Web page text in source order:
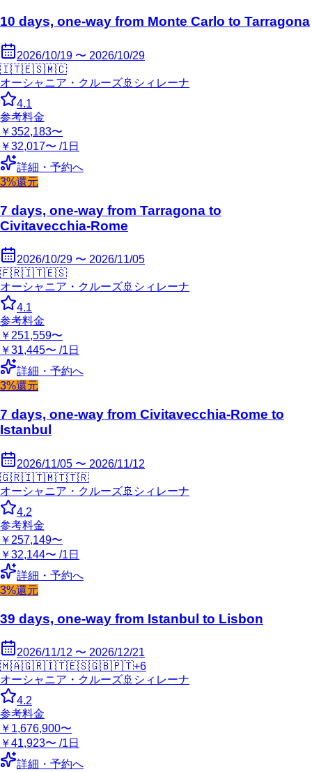
10 days, one-way from Monte Carlo to Tarragona
2026/10/19 〜 2026/10/29
🇮🇹🇪🇸🇲🇨
オーシャニア・クルーズ🚢 シィレーナ
4.1
参考料金
￥352,183〜
￥32,017〜 /1日
詳細・予約へ
3%還元
7 days, one-way from Tarragona to
Civitavecchia-Rome
2026/10/29 〜 2026/11/05
🇫🇷🇮🇹🇪🇸
オーシャニア・クルーズ🚢 シィレーナ
4.1
参考料金
￥251,559〜
￥31,445〜 /1日
詳細・予約へ
3%還元
7 days, one-way from Civitavecchia-Rome to
Istanbul
2026/11/05 〜 2026/11/12
🇬🇷🇮🇹🇲🇹🇹🇷
オーシャニア・クルーズ🚢 シィレーナ
4.2
参考料金
￥257,149〜
￥32,144〜 /1日
詳細・予約へ
3%還元
39 days, one-way from Istanbul to Lisbon
2026/11/12 〜 2026/12/21
🇲🇦🇬🇷🇮🇹🇪🇸🇬🇧🇵🇹+6
オーシャニア・クルーズ🚢 シィレーナ
4.2
参考料金
￥1,676,900〜
￥41,923〜 /1日
詳細・予約へ